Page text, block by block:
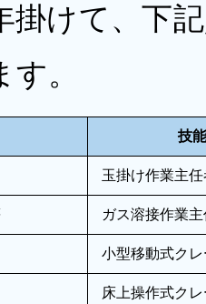
掛けて、下
。
技
玉掛け作業主任
ガス溶接作業
小型移動式ク
床上操作式ク